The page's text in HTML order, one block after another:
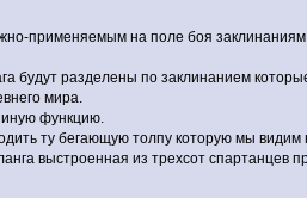
применяемым на поле боя
будут разделены по заклинанием
мира.
функцию.
ту бегающую толпу которую мы видим
выстроенная из трехсот спартанцев